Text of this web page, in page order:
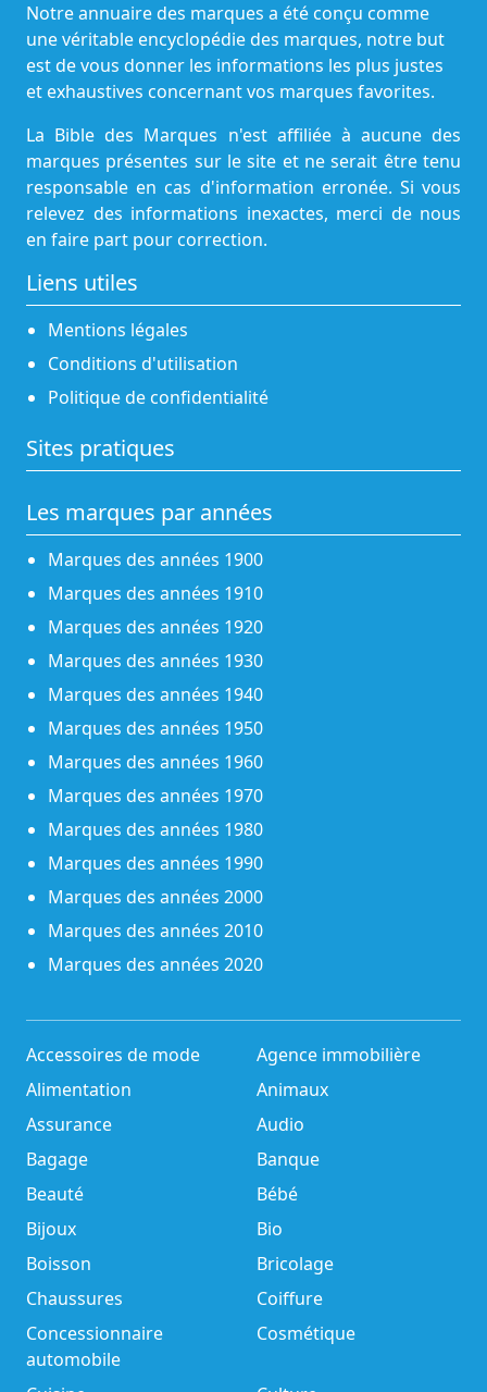
Notre annuaire des marques a été conçu comme
une véritable encyclopédie des marques, notre but
est de vous donner les informations les plus justes
et exhaustives concernant vos marques favorites.
La Bible des Marques n'est affiliée à aucune des
marques présentes sur le site et ne serait être tenu
responsable en cas d'information erronée. Si vous
relevez des informations inexactes, merci de nous
en faire part pour correction.
Liens utiles
Mentions légales
Conditions d'utilisation
Politique de confidentialité
Sites pratiques
Les marques par années
Marques des années 1900
Marques des années 1910
Marques des années 1920
Marques des années 1930
Marques des années 1940
Marques des années 1950
Marques des années 1960
Marques des années 1970
Marques des années 1980
Marques des années 1990
Marques des années 2000
Marques des années 2010
Marques des années 2020
Accessoires de mode
Agence immobilière
Alimentation
Animaux
Assurance
Audio
Bagage
Banque
Beauté
Bébé
Bijoux
Bio
Boisson
Bricolage
Chaussures
Coiffure
Concessionnaire
automobile
Cosmétique